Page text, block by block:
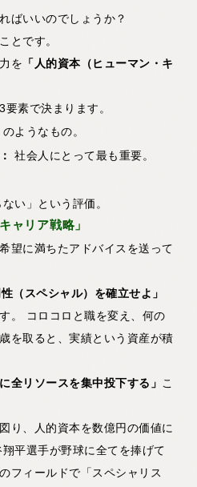
ばいいのでしょうか？
ことです。
を 「人的資本（ヒューマン・キ
素で決まります。
ようなもの。
社会人にとって最も重要。
い」という評価。
ャリア戦略」
望に満ちたアドバイスを送って
（スペシャル）を確立せよ」
。 コロコロと職を変え、何の
を取ると、実績という資産が積
全リソースを集中投下する」 こ
り、人的資本を数億円の価値に
平選手が野球に全てを捧げて
フィールドで「スペシャリス